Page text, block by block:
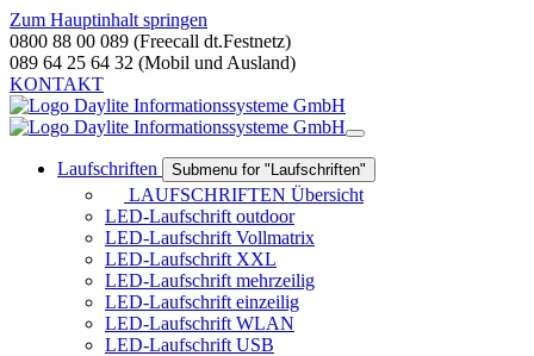
Zum Hauptinhalt springen
0800 88 00 089 (Freecall dt.Festnetz)
089 64 25 64 32 (Mobil und Ausland)
KONTAKT
Laufschriften Submenu for "Laufschriften"
LAUFSCHRIFTEN Übersicht
LED-Laufschrift outdoor
LED-Laufschrift Vollmatrix
LED-Laufschrift XXL
LED-Laufschrift mehrzeilig
LED-Laufschrift einzeilig
LED-Laufschrift WLAN
LED-Laufschrift USB